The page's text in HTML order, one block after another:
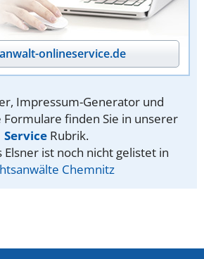
onlineservice.de
Impressum-Generator und
Formulare finden Sie in unserer
Service Rubrik.
Elsner ist noch nicht gelistet in
Chemnitz